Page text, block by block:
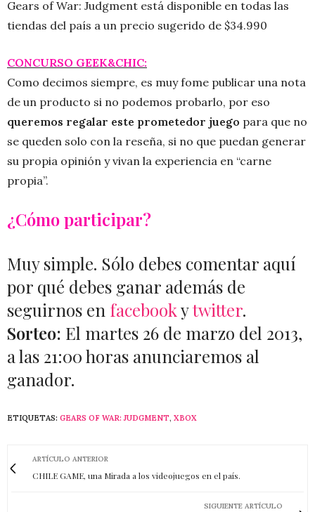
Gears of War: Judgment está disponible en todas las
tiendas del país a un precio sugerido de $34.990
CONCURSO GEEK&CHIC:
Como decimos siempre, es muy fome publicar una nota
de un producto si no podemos probarlo, por eso
queremos regalar este prometedor juego para que no
se queden solo con la reseña, si no que puedan generar
su propia opinión y vivan la experiencia en “carne
propia”.
¿Cómo participar?
Muy simple. Sólo debes comentar aquí
por qué debes ganar además de
seguirnos en facebookytwitter.
Sorteo: El martes 26 de marzo del 2013,
a las 21:00 horas anunciaremos al
ganador.
ETIQUETAS: GEARS OF WAR: JUDGMENT, XBOX
ARTÍCULO ANTERIOR
CHILE GAME, una Mirada a los videojuegos en el país.
SIGUIENTE ARTÍCULO